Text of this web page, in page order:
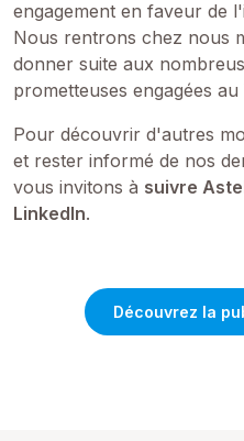
engagement en faveur de
Nous rentrons chez nous
donner suite aux
prometteuses engagées
Pour découvrir d'autres
et rester informé de nos
vous invitons à suivre
LinkedIn.
Découvrez la